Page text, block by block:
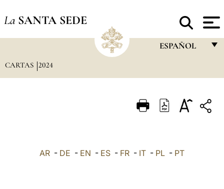
La SANTA SEDE
ESPAÑOL
ITALIANO
CARTAS 2024
AR - DE - EN - ES - FR - IT - PL - PT